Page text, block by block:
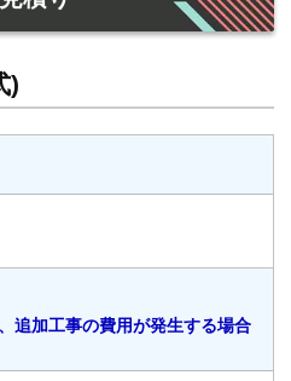
追加工事の費用が発生する場合